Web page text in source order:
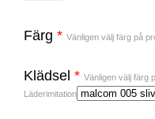
Färg * Vänligen välj färg på
Klädsel * Vänligen välj färg
Läderimitation